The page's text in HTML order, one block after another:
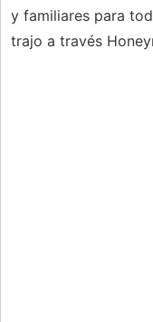
y familiares para
trajo a través